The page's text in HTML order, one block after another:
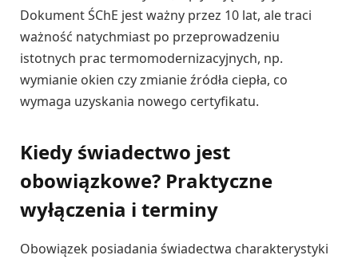
Dokument ŚChE jest ważny przez 10 lat, ale traci
ważność natychmiast po przeprowadzeniu
istotnych prac termomodernizacyjnych, np.
wymianie okien czy zmianie źródła ciepła, co
wymaga uzyskania nowego certyfikatu.
Kiedy świadectwo jest
obowiązkowe? Praktyczne
wyłączenia i terminy
Obowiązek posiadania świadectwa charakterystyki